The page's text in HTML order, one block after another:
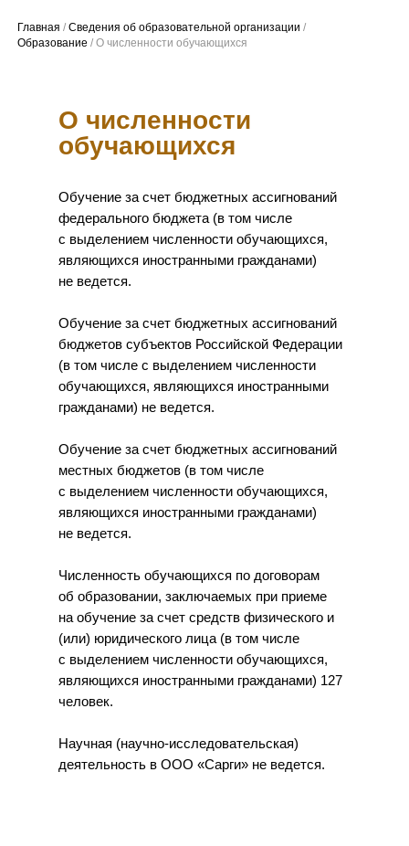
О численности
обучающихся
Обучение за счет бюджетных ассигнований
федерального бюджета (в том числе
с выделением численности обучающихся,
являющихся иностранными гражданами)
не ведется.
Обучение за счет бюджетных ассигнований
бюджетов субъектов Российской Федерации
(в том числе с выделением численности
обучающихся, являющихся иностранными
гражданами) не ведется.
Обучение за счет бюджетных ассигнований
местных бюджетов (в том числе
с выделением численности обучающихся,
являющихся иностранными гражданами)
не ведется.
Численность обучающихся по договорам
об образовании, заключаемых при приеме
на обучение за счет средств физического и
(или) юридического лица (в том числе
с выделением численности обучающихся,
являющихся иностранными гражданами) 127
человек.
Научная (научно-исследовательская)
деятельность в ООО «Сарги» не ведется.
Центр развития специалистов
Программа лояльности
Психологи института